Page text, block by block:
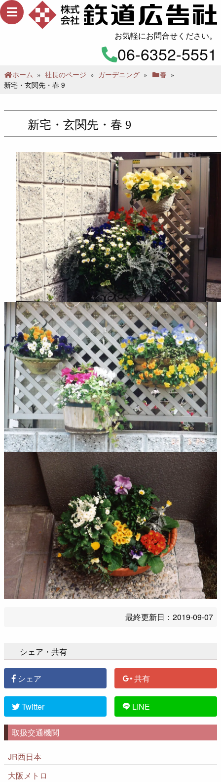
お気軽にお問合せください。
06-6352-5551
ホーム » 社長のページ » ガーデニング » 春 »
新宅・玄関先・春 9
新宅・玄関先・春 9
最終更新日： 2019-09-07
シェア・共有
シェア 共有
Twitter LINE
取扱交通機関
JR西日本
大阪メトロ
メ
ニ